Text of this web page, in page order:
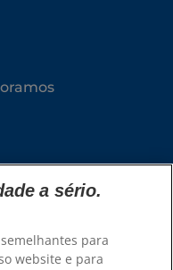
a sério.
para
website e para